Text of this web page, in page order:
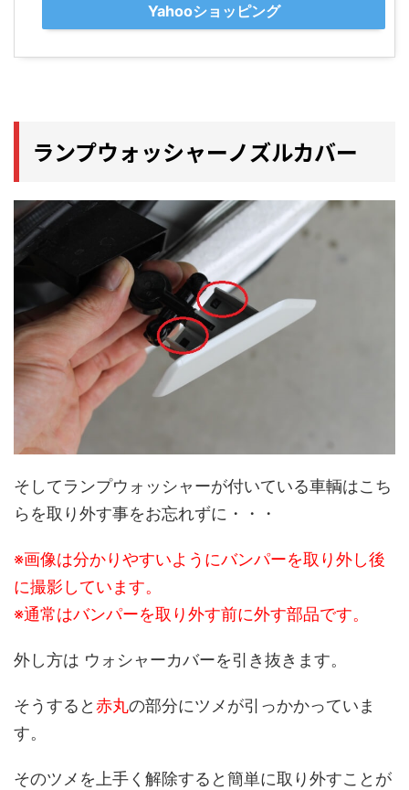
Yahooショッピング
ランプウォッシャーノズルカバー
そしてランプウォッシャーが付いている車輌はこち
らを取り外す事をお忘れずに・・・
※画像は分かりやすいようにバンパーを取り外し後
に撮影しています。
※通常はバンパーを取り外す前に外す部品です。
外し方は ウォシャーカバーを引き抜きます。
そうすると赤丸の部分にツメが引っかかっていま
す。
そのツメを上手く解除すると簡単に取り外すことが